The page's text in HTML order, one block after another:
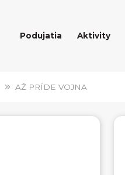
Podujatia Aktivity
AŽ PRÍDE VOJNA